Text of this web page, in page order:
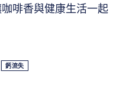
啡香與健康生活一起
鈣流失